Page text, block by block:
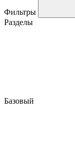
Фильтры
Разделы
Базовый